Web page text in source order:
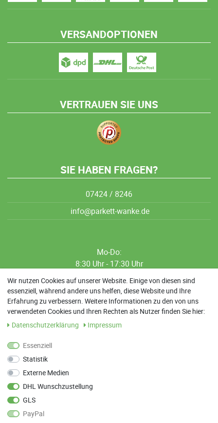
VERSANDOPTIONEN
VERTRAUEN SIE UNS
SIE HABEN FRAGEN?
07424 / 8246
info@parkett-wanke.de
Mo-Do:
8:30 Uhr - 17:30 Uhr
8:30 Uhr - 12:00 Uhr
13:00 Uhr - 17:30 Uhr
Sa: 9:00 Uhr - 13:00 Uhr
Parkett Wanke
Wir nutzen Cookies auf unserer Website. Einige von diesen sind
essenziell, während andere uns helfen, diese Website und Ihre
Erfahrung zu verbessern. Weitere Informationen zu den von uns
verwendeten Cookies und Ihren Rechten als Nutzer finden Sie hier:
Daten­schutz­erklärung
Impressum
Essenziell
Statistik
Externe Medien
DHL Wunschzustellung
GLS
PayPal